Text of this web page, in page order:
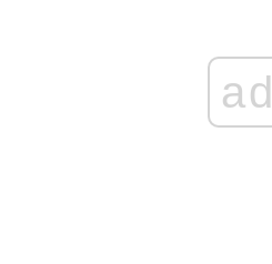
ad